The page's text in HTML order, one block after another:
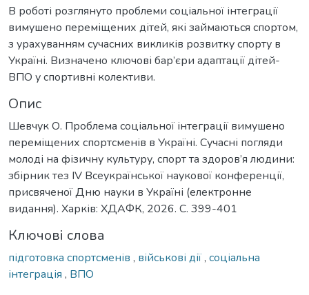
В роботі розглянуто проблеми соціальної інтеграції
вимушено переміщених дітей, які займаються спортом,
з урахуванням сучасних викликів розвитку спорту в
Україні. Визначено ключові бар’єри адаптації дітей-
ВПО у спортивні колективи.
Опис
Шевчук О. Проблема соціальної інтеграції вимушено
переміщених спортсменів в Україні. Сучасні погляди
молоді на фізичну культуру, спорт та здоров’я людини:
збірник тез ІV Всеукраїнської наукової конференції,
присвяченої Дню науки в Україні (електронне
видання). Харків: ХДАФК, 2026. С. 399-401
Ключові слова
підготовка спортсменів , військові дії, соціальна
інтеграція , ВПО